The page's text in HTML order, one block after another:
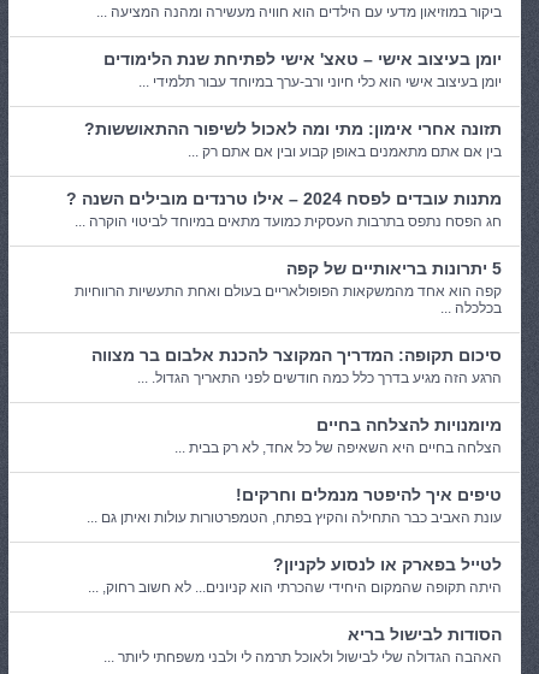
ביקור במוזיאון מדעי עם הילדים הוא חוויה מעשירה ומהנה המציעה ...
יומן בעיצוב אישי – טאצ' אישי לפתיחת שנת הלימודים
יומן בעיצוב אישי הוא כלי חיוני ורב-ערך במיוחד עבור תלמידי ...
תזונה אחרי אימון: מתי ומה לאכול לשיפור ההתאוששות?
בין אם אתם מתאמנים באופן קבוע ובין אם אתם רק ...
מתנות עובדים לפסח 2024 – אילו טרנדים מובילים השנה ?
חג הפסח נתפס בתרבות העסקית כמועד מתאים במיוחד לביטוי הוקרה ...
5 יתרונות בריאותיים של קפה
קפה הוא אחד מהמשקאות הפופולאריים בעולם ואחת התעשיות הרווחיות
בכלכלה ...
סיכום תקופה: המדריך המקוצר להכנת אלבום בר מצווה
הרגע הזה מגיע בדרך כלל כמה חודשים לפני התאריך הגדול. ...
מיומנויות להצלחה בחיים
הצלחה בחיים היא השאיפה של כל אחד, לא רק בבית ...
טיפים איך להיפטר מנמלים וחרקים!
עונת האביב כבר התחילה והקיץ בפתח, הטמפרטורות עולות ואיתן גם ...
לטייל בפארק או לנסוע לקניון?
היתה תקופה שהמקום היחידי שהכרתי הוא קניונים... לא חשוב רחוק, ...
הסודות לבישול בריא
האהבה הגדולה שלי לבישול ולאוכל תרמה לי ולבני משפחתי ליותר ...